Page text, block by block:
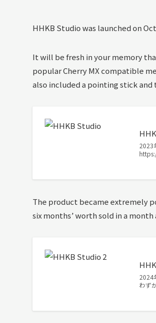
HHKB Studio was launched on
It will be fresh in your memory
popular Cherry MX compatible
also included a pointing stick
2023
The product became extremely
six months’ worth sold in a month
2024
わず